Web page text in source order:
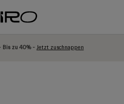
Bis zu 40% - Jetzt zuschnappen